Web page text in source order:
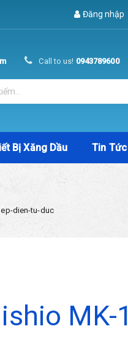
Đăng nhập
Call to us! 0943789600
Bị Xăng Dầu Tin Tức
dien-tu-duc
MK-